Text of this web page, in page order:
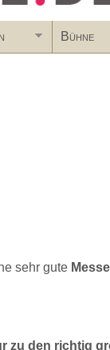
Bühne
sehr gute
zu den richtig